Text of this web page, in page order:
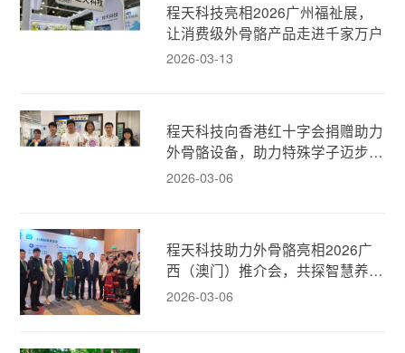
程天科技亮相2026广州福祉展，
让消费级外骨骼产品走进千家万户
2026-03-13
程天科技向香港红十字会捐赠助力
外骨骼设备，助力特殊学子迈步新
生！
2026-03-06
程天科技助力外骨骼亮相2026广
西（澳门）推介会，共探智慧养老
新模式！
2026-03-06